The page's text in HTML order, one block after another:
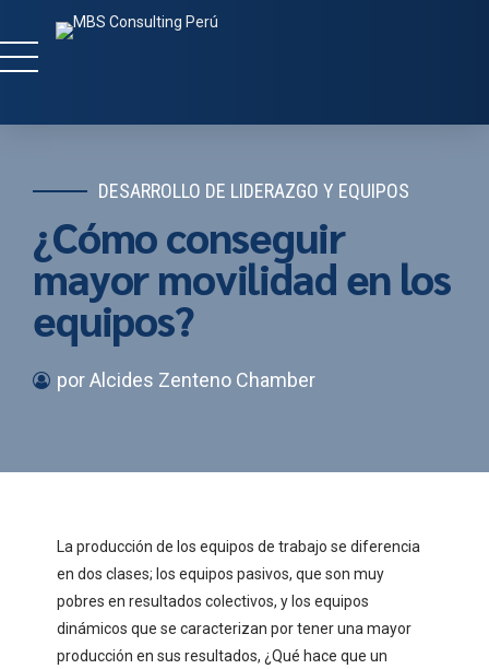
DESARROLLO DE LIDERAZGO Y EQUIPOS
¿Cómo conseguir
mayor movilidad en los
equipos?
por Alcides Zenteno Chamber
La producción de los equipos de trabajo se diferencia
en dos clases; los equipos pasivos, que son muy
pobres en resultados colectivos, y los equipos
dinámicos que se caracterizan por tener una mayor
producción en sus resultados, ¿Qué hace que un